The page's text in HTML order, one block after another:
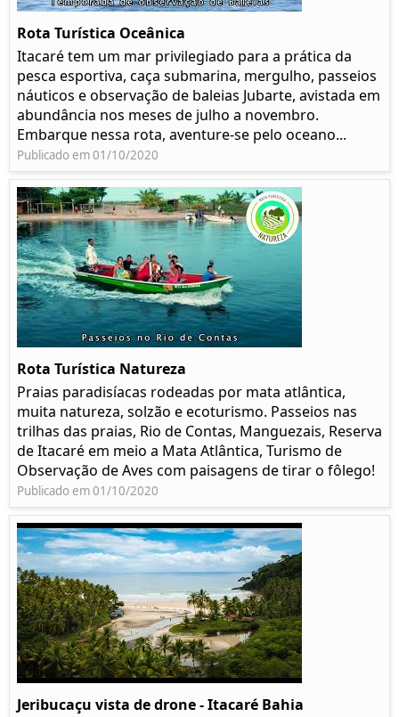
Rota Turística Oceânica
Itacaré tem um mar privilegiado para a prática da
pesca esportiva, caça submarina, mergulho, passeios
náuticos e observação de baleias Jubarte, avistada em
abundância nos meses de julho a novembro.
Embarque nessa rota, aventure-se pelo oceano...
Publicado em 01/10/2020
Rota Turística Natureza
Praias paradisíacas rodeadas por mata atlântica,
muita natureza, solzão e ecoturismo. Passeios nas
trilhas das praias, Rio de Contas, Manguezais, Reserva
de Itacaré em meio a Mata Atlântica, Turismo de
Observação de Aves com paisagens de tirar o fôlego!
Publicado em 01/10/2020
Jeribucaçu vista de drone - Itacaré Bahia